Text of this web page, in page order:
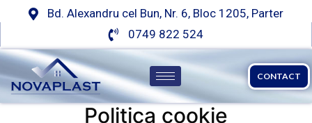
Bd. Alexandru cel Bun, Nr. 6, Bloc 1205, Parter
0749 822 524
CONTACT
Politica cookie